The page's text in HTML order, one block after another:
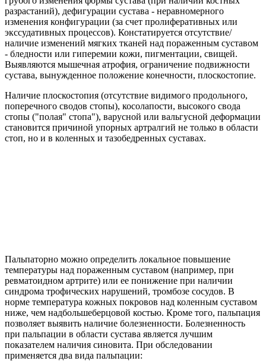
разрастаний), дефигурации сустава - неравномерного
изменения конфигурации (за счет пролиферативных или
экссудативных процессов). Констатируется отсутствие/
наличие изменений мягких тканей над пораженным суставом
- бледности или гиперемии кожи, пигментации, свищей.
Выявляются мышечная атрофия, ограничение подвижности
сустава, вынужденное положение конечности, плоскостопие.
Наличие плоскостопия (отсутствие видимого продольного,
поперечного сводов стопы), косолапости, высокого свода
стопы ("полая" стопа"), варусной или вальгусной деформации
становится причиной упорных артралгий не только в области
стоп, но и в коленных и тазобедренных суставах.
Пальпаторно можно определить локальное повышение
температуры над пораженным суставом (например, при
ревматоидном артрите) или ее понижение при наличии
синдрома трофических нарушений, тромбозе сосудов. В
норме температура кожных покровов над коленным суставом
ниже, чем надбольшеберцовой костью. Кроме того, пальпация
позволяет выявить наличие болезненности. Болезненность
при пальпации в области сустава является лучшим
показателем наличия синовита. При обследовании
применяется два вида пальпации: